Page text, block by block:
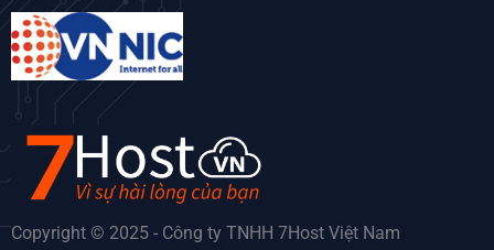
Copyright © 2025 - Công ty TNHH 7Host Việt Nam